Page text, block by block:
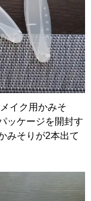
イク用かみそ
ッケージを開封す
みそりが2本出て